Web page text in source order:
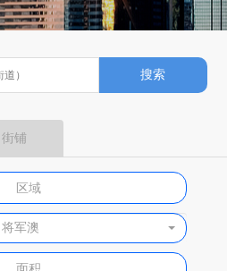
搜索
街铺
将军澳